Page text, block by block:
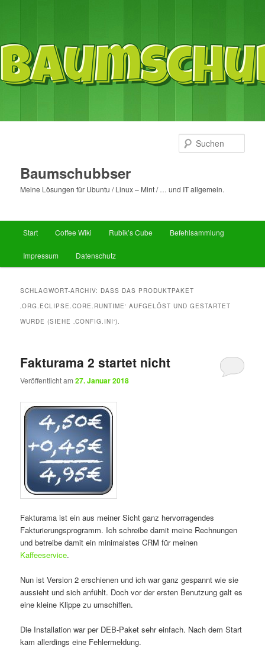
Baumschubbser
Meine Lösungen für Ubuntu / Linux – Mint / … und IT allgemein.
Zum
primären
springen
Zum
sekundären
springen
Start Coffee Wiki Rubik’s Cube Befehlsammlung
Impressum Datenschutz
SCHLAGWORT-ARCHIV: DASS DAS PRODUKTPAKET
‚ORG.ECLIPSE.CORE.RUNTIME‘ AUFGELÖST UND GESTARTET
WURDE (SIEHE ‚CONFIG.INI‘).
Fakturama 2 startet nicht
Veröffentlicht am27. Januar 2018
Fakturama ist ein aus meiner Sicht ganz hervorragendes
Fakturierungsprogramm. Ich schreibe damit meine Rechnungen
und betreibe damit ein minimalstes CRM für meinen
Kaffeeservice.
Nun ist Version 2 erschienen und ich war ganz gespannt wie sie
aussieht und sich anfühlt. Doch vor der ersten Benutzung galt es
eine kleine Klippe zu umschiffen.
Die Installation war per DEB-Paket sehr einfach. Nach dem Start
kam allerdings eine Fehlermeldung.